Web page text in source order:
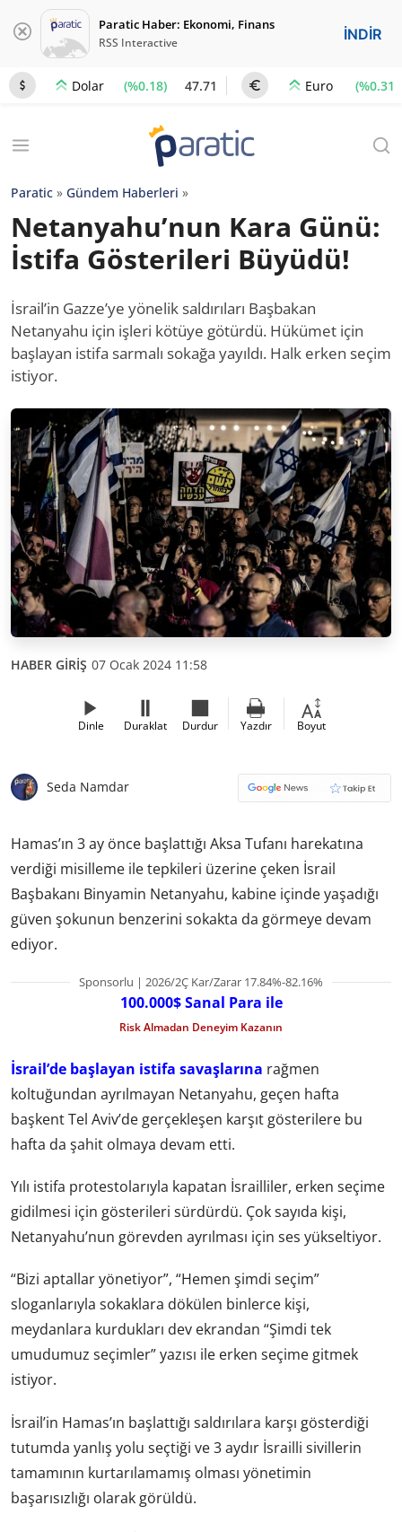
Paratic Haber: Ekonomi, Finans
RSS Interactive İNDİR
Dolar (%0.18) 47.71 Euro (%0.31)
Paratic » Gündem Haberleri »
Netanyahu’nun Kara Günü:
İstifa Gösterileri Büyüdü!
İsrail’in Gazze’ye yönelik saldırıları Başbakan
Netanyahu için işleri kötüye götürdü. Hükümet için
başlayan istifa sarmalı sokağa yayıldı. Halk erken seçim
istiyor.
HABER GİRİŞ 07 Ocak 2024 11:58
Dinle Duraklat Durdur Yazdır Boyut
Seda Namdar
Hamas’ın 3 ay önce başlattığı Aksa Tufanı harekatına
verdiği misilleme ile tepkileri üzerine çeken İsrail
Başbakanı Binyamin Netanyahu, kabine içinde yaşadığı
güven şokunun benzerini sokakta da görmeye devam
ediyor.
Sponsorlu | 2026/2Ç Kar/Zarar 17.84%-82.16%
100.000$ Sanal Para ile
Risk Almadan Deneyim Kazanın
İsrail’de başlayan istifa savaşlarına rağmen
koltuğundan ayrılmayan Netanyahu, geçen hafta
başkent Tel Aviv’de gerçekleşen karşıt gösterilere bu
hafta da şahit olmaya devam etti.
Yılı istifa protestolarıyla kapatan İsrailliler, erken seçime
gidilmesi için gösterileri sürdürdü. Çok sayıda kişi,
Netanyahu’nun görevden ayrılması için ses yükseltiyor.
“Bizi aptallar yönetiyor”, “Hemen şimdi seçim”
sloganlarıyla sokaklara dökülen binlerce kişi,
meydanlara kurdukları dev ekrandan “Şimdi tek
umudumuz seçimler” yazısı ile erken seçime gitmek
istiyor.
İsrail’in Hamas’ın başlattığı saldırılara karşı gösterdiği
tutumda yanlış yolu seçtiği ve 3 aydır İsrailli sivillerin
tamamının kurtarılamamış olması yönetimin
başarısızlığı olarak görüldü.